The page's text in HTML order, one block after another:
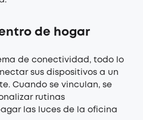
de hogar
de conectividad, todo lo
sus dispositivos a un
Cuando se vinculan, se
rutinas
las luces de la oficina